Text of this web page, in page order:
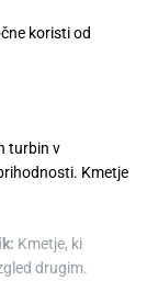
koristi od
turbin v
Kmetje
Kmetje, ki
drugim.